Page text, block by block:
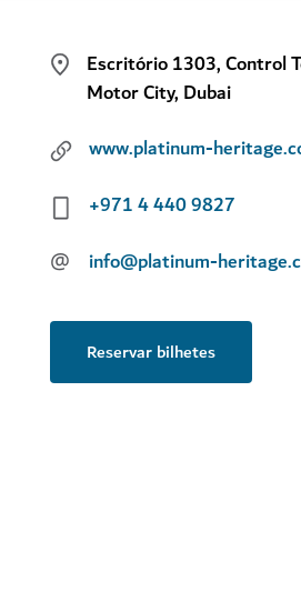
Escritório 1303, Control
Motor City, Dubai
www.platinum-
+971 4 440 9827
@ info@platinum-
Reservar bilhetes